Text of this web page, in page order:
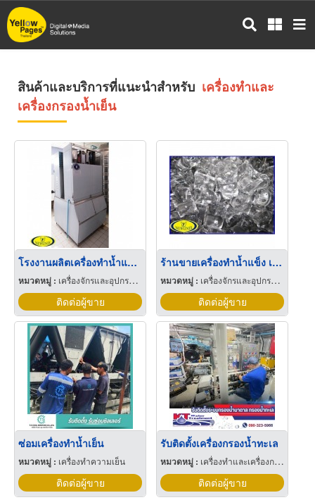
ข้าม
ไป
สินค้าและบริการที่แนะนำสำหรับ เครื่องทำและ
เครื่องกรองน้ำเย็น
โรงงานผลิตเครื่องทำน้ำแข็งเชียงใหม่
หมวดหมู่ : เครื่องจักรและอุปกรณ์ผลิตน้ำแข็ง
ติดต่อผู้ขาย
ร้านขายเครื่องทำน้ำแข็ง เชียงใหม่
หมวดหมู่ : เครื่องจักรและอุปกรณ์ผลิตน้ำแข็ง
ติดต่อผู้ขาย
ซ่อมเครื่องทำน้ำเย็น
หมวดหมู่ : เครื่องทำความเย็น
ติดต่อผู้ขาย
รับติดตั้งเครื่องกรองน้ำทะเล
หมวดหมู่ : เครื่องทำและเครื่องกรองน้ำเย็น
ติดต่อผู้ขาย